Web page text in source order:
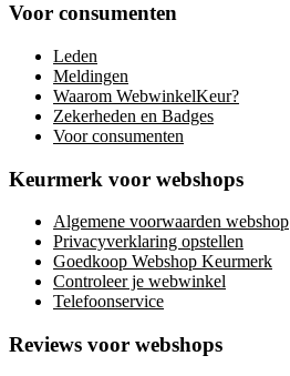
Voor consumenten
Leden
Meldingen
Waarom WebwinkelKeur?
Zekerheden en Badges
Voor consumenten
Keurmerk voor webshops
Algemene voorwaarden webshop
Privacyverklaring opstellen
Goedkoop Webshop Keurmerk
Controleer je webwinkel
Telefoonservice
Reviews voor webshops